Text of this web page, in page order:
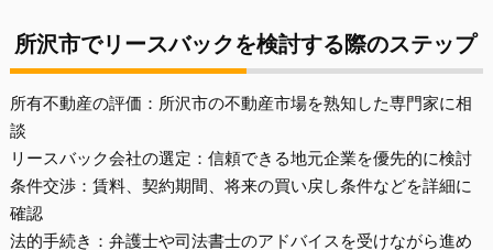
所沢市でリースバックを検討する際のステップ
所有不動産の評価：所沢市の不動産市場を熟知した専門家に相
談
リースバック会社の選定：信頼できる地元企業を優先的に検討
条件交渉：賃料、契約期間、将来の買い戻し条件などを詳細に
確認
法的手続き：弁護士や司法書士のアドバイスを受けながら進め